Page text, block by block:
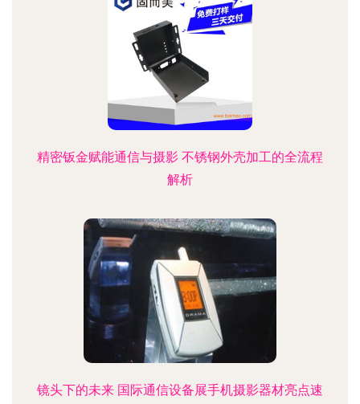
精密钣金赋能通信与摄影 不锈钢外壳加工的全流程
解析
镜头下的未来 国际通信设备展手机摄影器材亮点速